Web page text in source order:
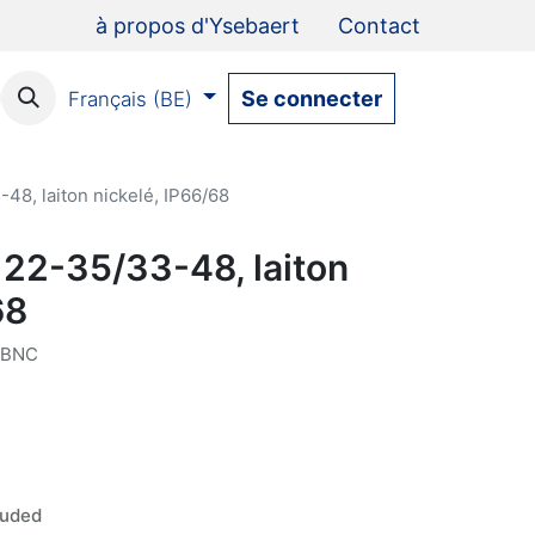
à propos d'Ysebaert Contact
Français (BE) Se connecter
48, laiton nickelé, IP66/68
22-35/33-48, laiton